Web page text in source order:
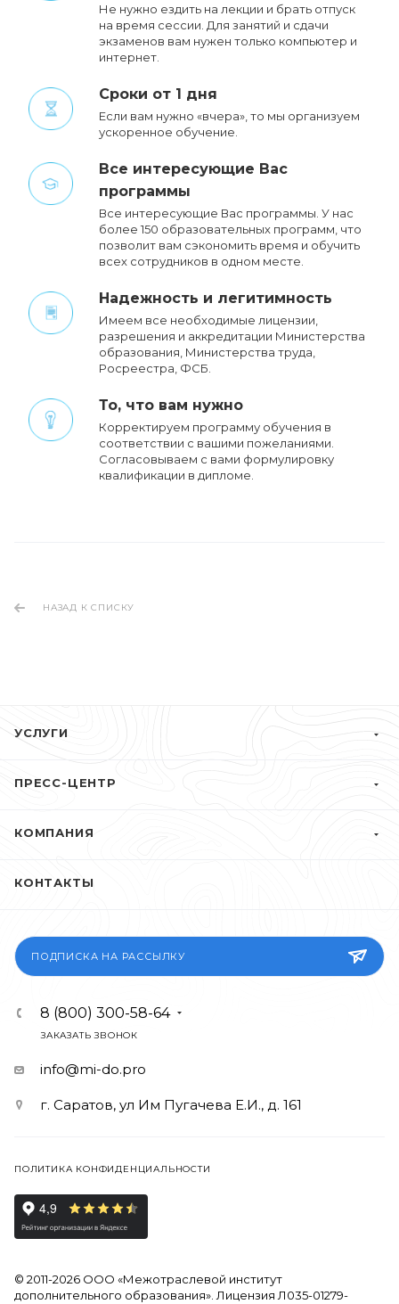
Не нужно ездить на лекции и брать отпуск
на время сессии. Для занятий и сдачи
экзаменов вам нужен только компьютер и
интернет.
Сроки от 1 дня
Если вам нужно «вчера», то мы организуем
ускоренное обучение.
Все интересующие Вас
программы
Все интересующие Вас программы. У нас
более 150 образовательных программ, что
позволит вам сэкономить время и обучить
всех сотрудников в одном месте.
Надежность и легитимность
Имеем все необходимые лицензии,
разрешения и аккредитации Министерства
образования, Министерства труда,
Росреестра, ФСБ.
То, что вам нужно
Корректируем программу обучения в
соответствии с вашими пожеланиями.
Cогласовываем с вами формулировку
квалификации в дипломе.
НАЗАД К СПИСКУ
УСЛУГИ
ПРЕСС-ЦЕНТР
КОМПАНИЯ
КОНТАКТЫ
ПОДПИСКА НА РАССЫЛКУ
8 (800) 300-58-64
ЗАКАЗАТЬ ЗВОНОК
info@mi-do.pro
г. Саратов, ул Им Пугачева Е.И., д. 161
ПОЛИТИКА КОНФИДЕНЦИАЛЬНОСТИ
© 2011-2026 ООО «Межотраслевой институт
дополнительного образования». Лицензия Л035-01279-